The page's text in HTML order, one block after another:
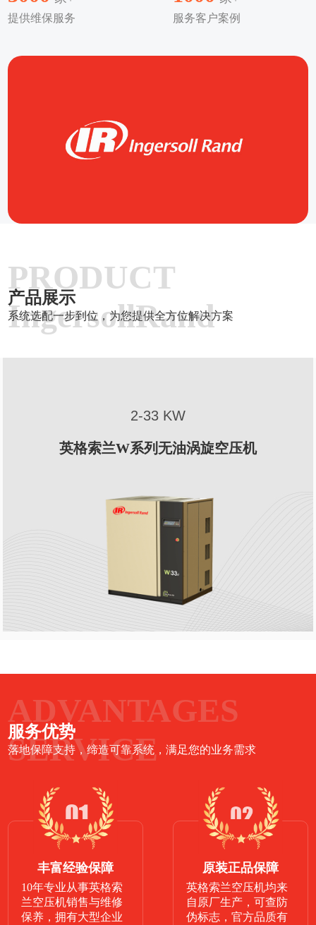
提供维保服务 服务客户案例
PRODUCT
IngersollRand
产品展示
系统选配一步到位，为您提供全方位解决方案
2-33 KW
英格索兰W系列无油涡旋空压机
ADVANTAGES
SERVICE
服务优势
落地保障支持，缔造可靠系统，满足您的业务需求
丰富经验保障
10年专业从事英格索
兰空压机销售与维修
保养，拥有大型企业
原装正品保障
英格索兰空压机均来
自原厂生产，可查防
伪标志，官方品质有